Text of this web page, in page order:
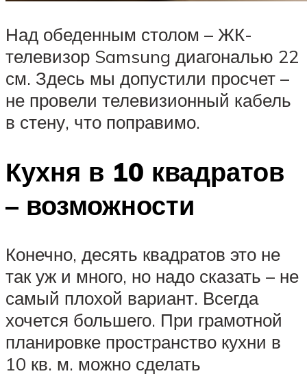
Над обеденным столом – ЖК-
телевизор Samsung диагональю 22
см. Здесь мы допустили просчет –
не провели телевизионный кабель
в стену, что поправимо.
Кухня в 10 квадратов
– возможности
Конечно, десять квадратов это не
так уж и много, но надо сказать – не
самый плохой вариант. Всегда
хочется большего. При грамотной
планировке пространство кухни в
10 кв. м. можно сделать